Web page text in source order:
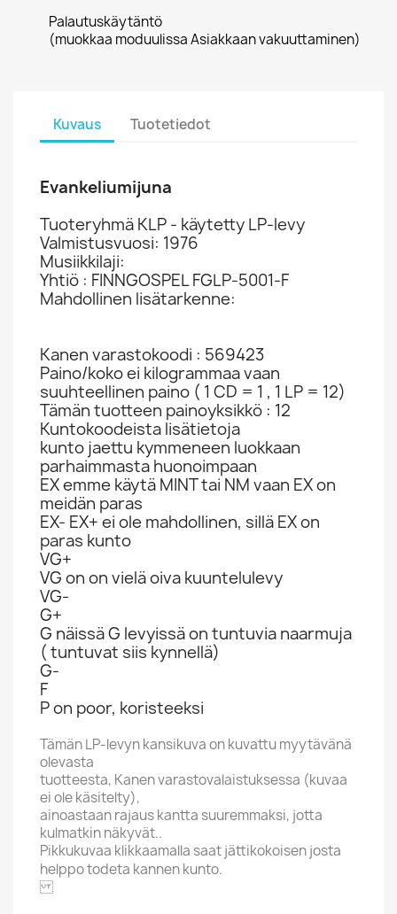
Palautuskäytäntö
(muokkaa moduulissa Asiakkaan vakuuttaminen)
Kuvaus Tuotetiedot
Evankeliumijuna
Tuoteryhmä KLP - käytetty LP-levy
Valmistusvuosi: 1976
Musiikkilaji:
Yhtiö : FINNGOSPEL FGLP-5001-F
Mahdollinen lisätarkenne:
Kanen varastokoodi : 569423
Paino/koko ei kilogrammaa vaan
suuhteellinen paino ( 1 CD = 1 , 1 LP = 12)
Tämän tuotteen painoyksikkö : 12
Kuntokoodeista lisätietoja
kunto jaettu kymmeneen luokkaan
parhaimmasta huonoimpaan
EX emme käytä MINT tai NM vaan EX on
meidän paras
EX- EX+ ei ole mahdollinen, sillä EX on
paras kunto
VG+
VG on on vielä oiva kuuntelulevy
VG-
G+
G näissä G levyissä on tuntuvia naarmuja
( tuntuvat siis kynnellä)
G-
F
P on poor, koristeeksi
Tämän LP-levyn kansikuva on kuvattu myytävänä
olevasta
tuotteesta, Kanen varastovalaistuksessa (kuvaa
ei ole käsitelty),
ainoastaan rajaus kantta suuremmaksi, jotta
kulmatkin näkyvät..
Pikkukuvaa klikkaamalla saat jättikokoisen josta
helppo todeta kannen kunto.